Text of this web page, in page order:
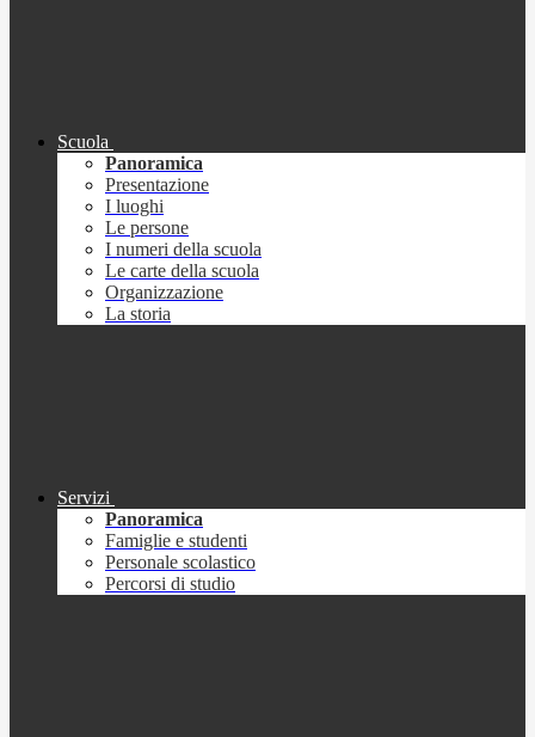
Scuola
Panoramica
Presentazione
I luoghi
Le persone
I numeri della scuola
Le carte della scuola
Organizzazione
La storia
Servizi
Panoramica
Famiglie e studenti
Personale scolastico
Percorsi di studio